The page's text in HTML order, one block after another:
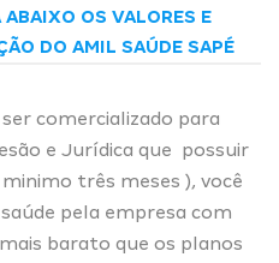
OS VALORES E
DO AMIL SAÚDE SAPÉ
comercializado para
e Jurídica que possuir
três meses ), você
pela empresa com
barato que os planos